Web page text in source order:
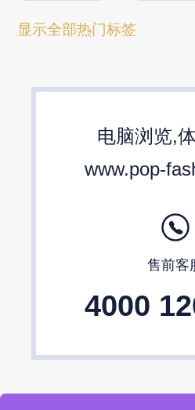
箱包流行趋势预测
显示全部热门标签
电脑浏览,
www.pop-
售前客
4000